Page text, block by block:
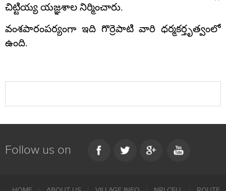
చిట్టియ్య యజ్ఞశాల నిర్మించారు.
వంశపారంపర్యంగా ఇది గొర్రెపాటి వారి ధర్మకర్తృత్వంలో
ఉంది.
Follow us on